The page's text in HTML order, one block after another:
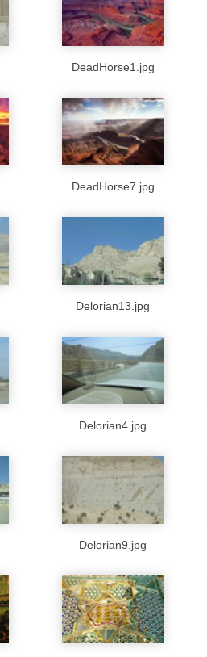
DeadHorse1.jpg
DeadHorse7.jpg
Delorian13.jpg
Delorian4.jpg
Delorian9.jpg